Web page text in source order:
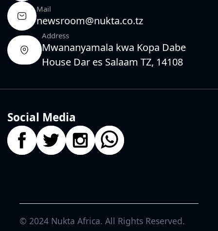
Mail
newsroom@nukta.co.tz
Address
Mwananyamala kwa Kopa Dabe
House Dar es Salaam TZ, 14108
Social Media
© 2024 Nukta Africa. All Rights Reserved.